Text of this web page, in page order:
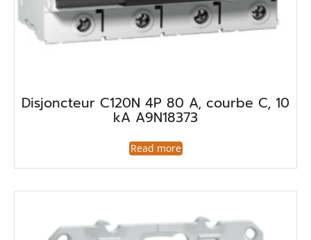
Disjoncteur C120N 4P 80 A, courbe C, 10
kA A9N18373
Read more